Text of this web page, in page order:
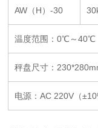
AW（H）-30
温度范围：0℃～40℃
秤盘尺寸：
电源：AC 220V（